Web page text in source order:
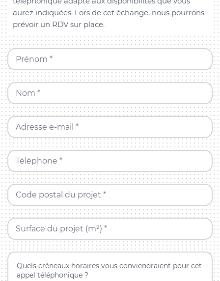
aurez indiquées. Lors de cet échange, nous pourrons
prévoir un RDV sur place.
Prénom *
Nom *
Adresse e-mail *
Téléphone *
Code postal du projet *
Surface du projet (m²) *
Quels créneaux horaires vous conviendraient pour cet
appel téléphonique ?